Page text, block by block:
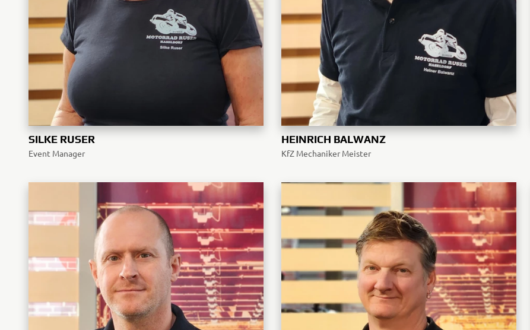
SILKE RUSER
Event Manager
HEINRICH BALWANZ
KfZ Mechaniker Meister